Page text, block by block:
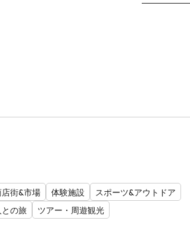
街&市場 体験施設
スポーツ&アウトドア
の旅 ツアー・周遊観光